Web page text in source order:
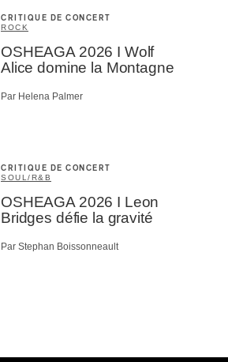
CRITIQUE DE CONCERT
ROCK
OSHEAGA 2026 I Wolf
Alice domine la Montagne
Par Helena Palmer
CRITIQUE DE CONCERT
SOUL/R&B
OSHEAGA 2026 I Leon
Bridges défie la gravité
Par Stephan Boissonneault